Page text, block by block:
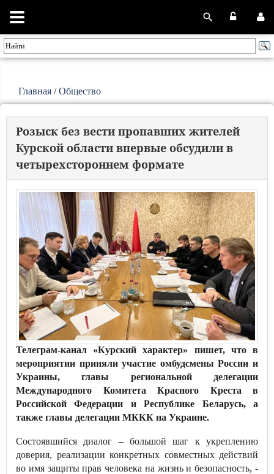
Главная /Общество
Розыск без вести пропавших жителей
Курской области впервые обсудили в
четырехстороннем формате
Телеграм-канал «Курский характер» пишет, что в
мероприятии приняли участие омбудсмены России и
Украины, главы региональной делегации
Международного Комитета Красного Креста в
Российской Федерации и Республике Беларусь, а
также главы делегации МККК на Украине.
Состоявшийся диалог – большой шаг к укреплению
доверия, реализации конкретных совместных действий
во имя защиты прав человека на жизнь и безопасность, -